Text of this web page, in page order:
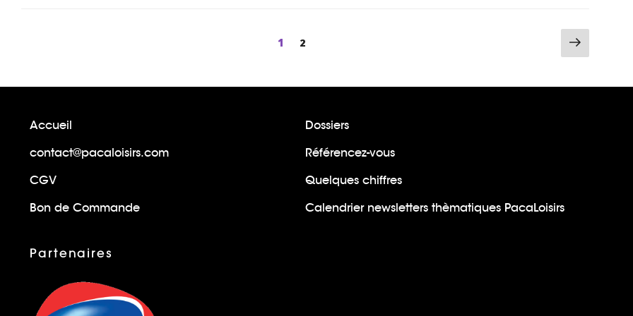
Page
1 Page
2 Page
Accueil
Dossiers
contact@pacaloisirs.com
Référencez-vous
CGV
Quelques chiffres
Bon de Commande
Calendrier newsletters thèmatiques PacaLoisirs
Partenaires